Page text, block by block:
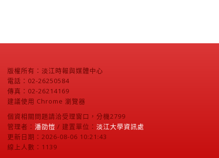
版權所有：淡江時報與媒體中心
電話：02-26250584
傳真：02-26214169
建議使用 Chrome 瀏覽器
個資相關問題請洽受理窗口，分機2799
管理者： 潘劭愷 / 建置單位： 淡江大學資訊處
更新日期：2026-08-06 10:21:43
線上人數：1139